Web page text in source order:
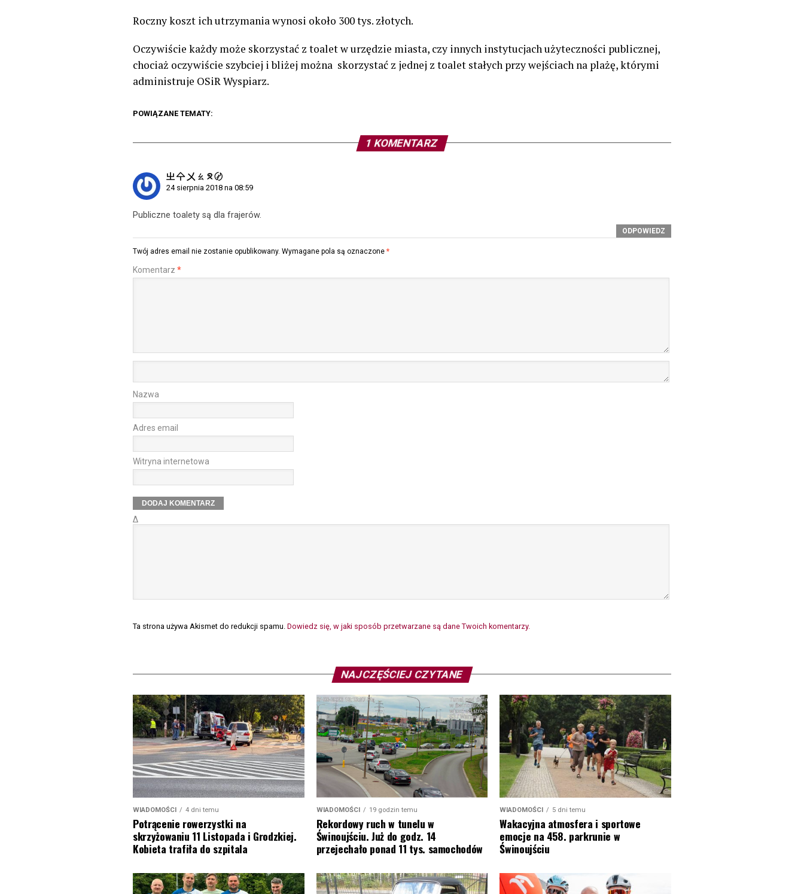
Roczny koszt ich utrzymania wynosi około 300 tys. złotych.
Oczywiście każdy może skorzystać z toalet w urzędzie miasta, czy innych instytucjach użyteczności publicznej,
chociaż oczywiście szybciej i bliżej można skorzystać z jednej z toalet stałych przy wejściach na plażę, którymi
administruje OSiR Wyspiarz.
POWIĄZANE TEMATY:
1 KOMENTARZ
㞢 㐃 㐅 ㄠ ᘝ 〄
24 sierpnia 2018 na 08:59
Publiczne toalety są dla frajerów.
ODPOWIEDZ
Twój adres email nie zostanie opublikowany. Wymagane pola są oznaczone *
Komentarz *
Nazwa
Adres email
Witryna internetowa
Δ
Ta strona używa Akismet do redukcji spamu. Dowiedz się, w jaki sposób przetwarzane są dane Twoich komentarzy.
NAJCZĘŚCIEJ CZYTANE
WIADOMOŚCI 4 dni temu
Potrącenie rowerzystki na
skrzyżowaniu 11 Listopada i Grodzkiej.
Kobieta trafiła do szpitala
WIADOMOŚCI 19 godzin temu
Rekordowy ruch w tunelu w
Świnoujściu. Już do godz. 14
przejechało ponad 11 tys. samochodów
WIADOMOŚCI 5 dni temu
Wakacyjna atmosfera i sportowe
emocje na 458. parkrunie w
Świnoujściu